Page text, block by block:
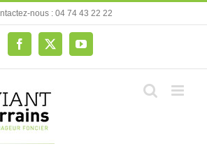
nous : 04 74 43 22 22
Facebook
X YouTube